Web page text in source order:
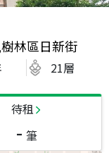
林區日新街
21層
待租
- 筆